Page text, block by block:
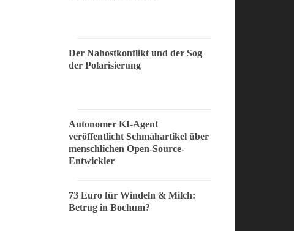
Der Nahostkonflikt und der Sog
der Polarisierung
Autonomer KI-Agent
veröffentlicht Schmähartikel über
menschlichen Open-Source-
Entwickler
73 Euro für Windeln & Milch:
Betrug in Bochum?